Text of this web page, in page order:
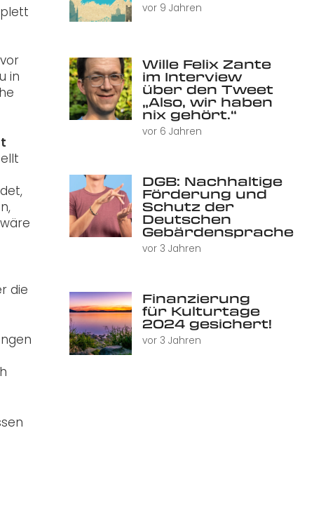
in
die
vor 9 Jahren
Wille Felix Zante
im Interview
über den Tweet
„Also, wir haben
nix gehört.“
vor 6 Jahren
DGB: Nachhaltige
Förderung und
Schutz der
Deutschen
Gebärdensprache
vor 3 Jahren
Finanzierung
für Kulturtage
2024 gesichert!
vor 3 Jahren